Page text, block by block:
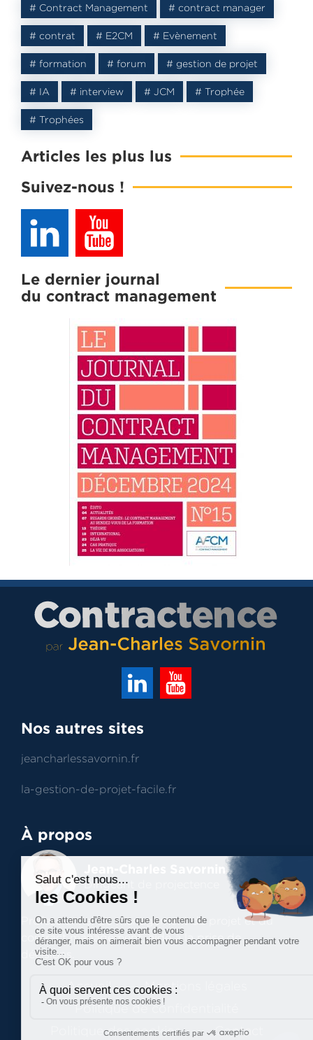
# Contract Management # contract manager
# contrat # E2CM # Evènement
# formation # forum # gestion de projet
# IA # interview # JCM # Trophée
# Trophées
Articles les plus lus
Suivez-nous !
Le dernier journal
du contract management
Nos autres sites
jeancharlessavornin.fr
la-gestion-de-projet-facile.fr
À propos
Dirigeant de projectence
Professionnel du management de projet et du
contract management, aide à la prise de
décisions.
Accueil
Mentions légales
Politique de confidentialité
Politique des cookies
Contact